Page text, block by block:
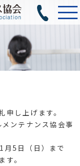
申し上げます。
ンテナンス協会事
5日（日）まで
す。